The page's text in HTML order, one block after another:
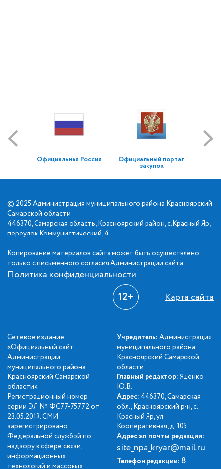
Официальная Россия Официальный портал
закупок
© 2025 Администрация муниципального района Красноярский
Самарской области
446370, Самарская область, Красноярский район, с.Красный Яр,
переулок Коммунистический, 4
Копирование материалов сайта может быть осуществлено
только с письменного согласия Администрации сайта.
Политика конфиденциальности
12+ Карта сайта
Сетевое издание
«Официальный сайт
Администрации
муниципального района
Красноярский Самарской
области».
Регистрационный номер
серии ЭЛ № ФС77-75772 от
23.05.2019. СМИ
зарегистрировано
Федеральной службой по
надзору в сфере связи,
информационных
технологий и массовых
Учредитель: Администрация
муниципального района
Красноярский Самарской
области
Главный редактор: Яценко
Ю.В.
Адрес: 446370, Самарская
обл., Красноярский р-н, с.
Красный Яр, ул.
Кооперативная, д. 105
Адрес эл. почты редакции:
site_npa_kryar@mail.ru
Телефон редакции:8